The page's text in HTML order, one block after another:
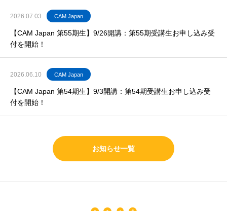
2026.07.03 CAM Japan
【CAM Japan 第55期生】9/26開講：第55期受講生お申し込み受
付を開始！
2026.06.10 CAM Japan
【CAM Japan 第54期生】9/3開講：第54期受講生お申し込み受
付を開始！
お知らせ一覧